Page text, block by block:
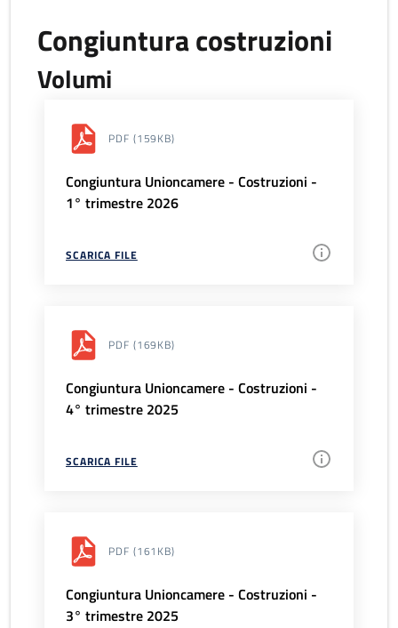
Congiuntura costruzioni
Volumi
PDF (159KB)
Congiuntura Unioncamere - Costruzioni -
1° trimestre 2026
SCARICA FILE
PDF (169KB)
Congiuntura Unioncamere - Costruzioni -
4° trimestre 2025
SCARICA FILE
PDF (161KB)
Congiuntura Unioncamere - Costruzioni -
3° trimestre 2025